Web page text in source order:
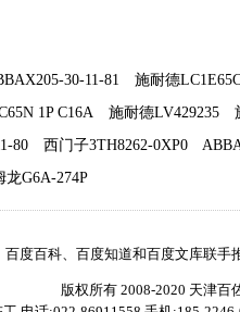
30-11-81 施耐德
1P C16A 施耐德LV429235
80 西门子3TH8262-0XP0
龙G6A-274P
百度百科、百度知道和百度文库联手
版权所有 2008-2020 天津百